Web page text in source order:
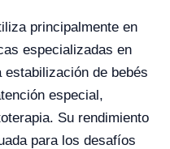
principalmente en
especializadas en
de bebés
especial,
Su rendimiento
para los desafíos